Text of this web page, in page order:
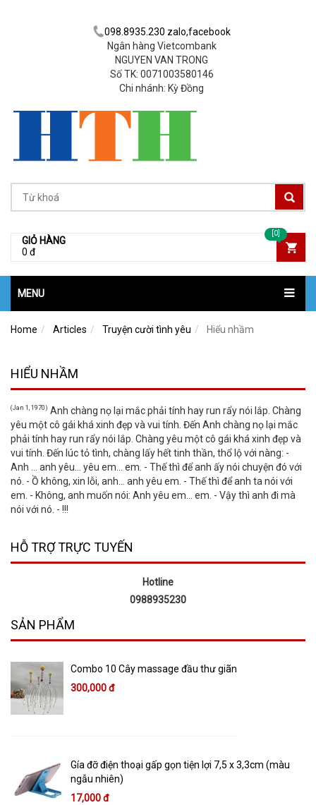
098.8935.230 zalo,facebook
Ngân hàng Vietcombank
NGUYEN VAN TRONG
Số TK: 0071003580146
Chi nhánh: Kỳ Đồng
GIỎ HÀNG
0 đ
[0]
MENU
Home Articles Truyện cười tình yêu Hiểu nhầm
HIỂU NHẦM
(Jan 1, 1970) Anh chàng nọ lại mắc phải tính hay run rẩy nói lắp. Chàng
yêu một cô gái khá xinh đẹp và vui tính. Đến Anh chàng nọ lại mắc
phải tính hay run rẩy nói lắp. Chàng yêu một cô gái khá xinh đẹp và
vui tính. Đến lúc tỏ tình, chàng lấy hết tinh thần, thổ lộ với nàng: -
Anh ... anh yêu... yêu em... em. - Thế thì để anh ấy nói chuyện đó với
nó. - Ồ không, xin lỗi, anh... anh yêu em. - Thế thì để anh ta nói với
em. - Không, anh muốn nói: Anh yêu em... em. - Vậy thì anh đi mà
nói với nó. - !!!
HỖ TRỢ TRỰC TUYẾN
Hotline
0988935230
SẢN PHẨM
Combo 10 Cây massage đầu thư giãn
300,000 đ
Gía đỡ điện thoại gấp gọn tiện lợi 7,5 x 3,3cm (màu
ngẫu nhiên)
17,000 đ